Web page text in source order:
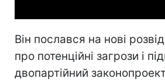
Він послався на нові
про потенційні загрози і
двопартійний